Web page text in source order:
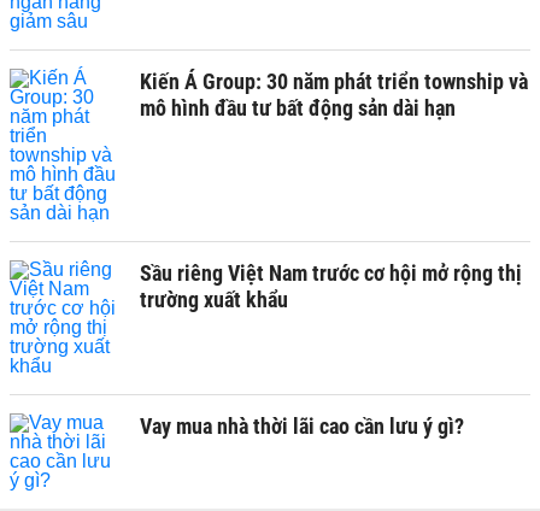
Kiến Á Group: 30 năm phát triển township và
mô hình đầu tư bất động sản dài hạn
Sầu riêng Việt Nam trước cơ hội mở rộng thị
trường xuất khẩu
Vay mua nhà thời lãi cao cần lưu ý gì?